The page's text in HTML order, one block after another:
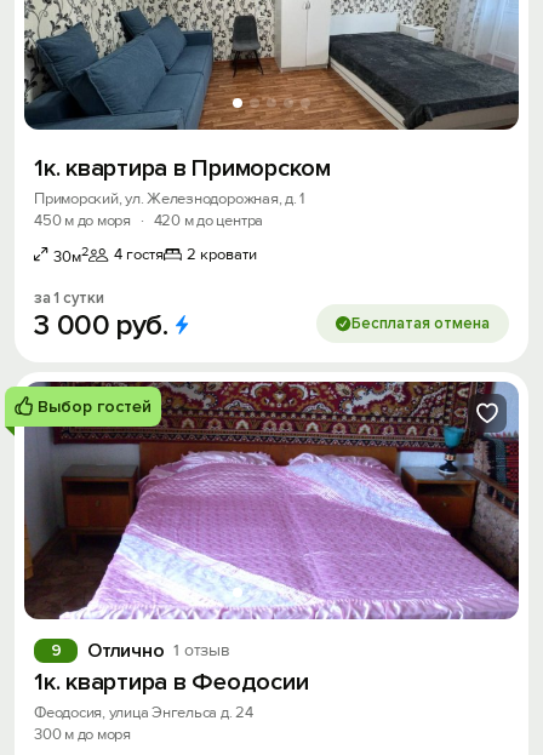
1к. квартира в Приморском
Приморский, ул. Железнодорожная, д. 1
450 м до моря
· 420 м до центра
30м2 4 гостя 2 кровати
за 1 сутки
3 000 руб. Бесплатая отмена
Выбор гостей
Отлично 1 отзыв
9
1к. квартира в Феодосии
Феодосия, улица Энгельса д. 24
300 м до моря